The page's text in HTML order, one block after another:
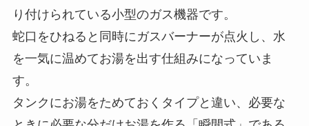
り付けられている小型のガス機器です。
蛇口をひねると同時にガスバーナーが点火し、水
を一気に温めてお湯を出す仕組みになっていま
す。
タンクにお湯をためておくタイプと違い、必要な